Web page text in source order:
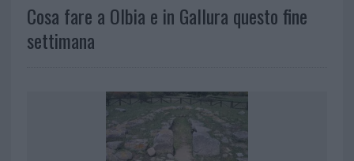
Cosa fare a Olbia e in Gallura questo fine
settimana